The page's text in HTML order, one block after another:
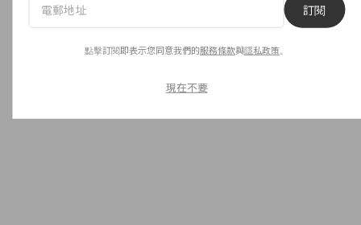
訂閱
點擊訂閱即表示您同意我們的服務條款與隱私政策
現在不要